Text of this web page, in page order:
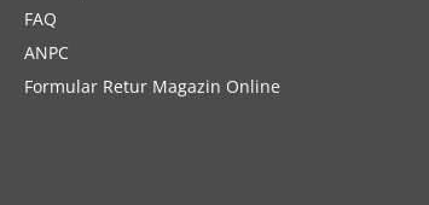
FAQ
ANPC
Formular Retur Magazin Online